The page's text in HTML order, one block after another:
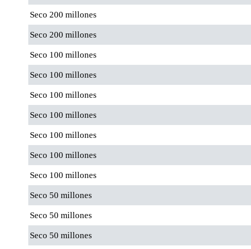
Seco 200 millones
Seco 200 millones
Seco 100 millones
Seco 100 millones
Seco 100 millones
Seco 100 millones
Seco 100 millones
Seco 100 millones
Seco 100 millones
Seco 50 millones
Seco 50 millones
Seco 50 millones